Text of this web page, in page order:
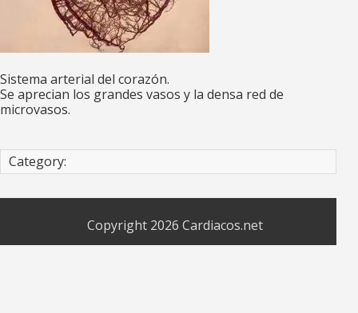
Sistema arterial del corazón.
Se aprecian los grandes vasos y la densa red de
microvasos.
Category:
Copyright 2026 Cardiacos.net